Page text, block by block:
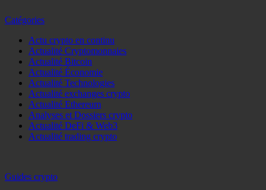
Catégories
Actu crypto en continu
Actualité Cryptomonnaies
Actualité Bitcoin
Actualité Économie
Actualité Technologies
Actualité exchanges crypto
Actualité Ethereum
Analyses et Dossiers crypto
Actualité DeFi & Web3
Actualité trading crypto
Guides crypto